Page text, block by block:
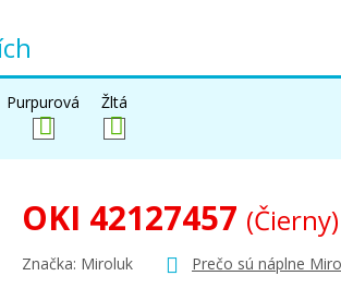
Purpurová Žltá
OKI 42127457 (Čierny)
Značka: Miroluk Prečo sú náplne